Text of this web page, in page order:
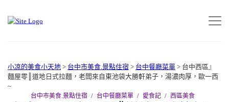
小凉的美食小天地 > 台中市美食.景點住宿 > 台中餐廳菜單 > 台中西區』
麵屋零║道地日式拉麵，老闆來自東池袋大勝軒弟子，湯濃肉厚，歐一西
~
台中市美食.景點住宿 台中餐廳菜單 愛食記 西區美食